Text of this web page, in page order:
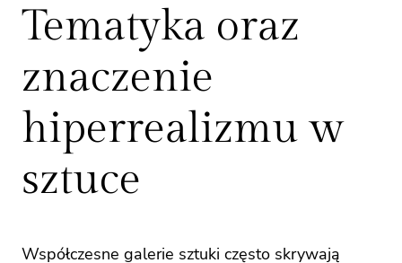
Tematyka oraz
znaczenie
hiperrealizmu w
sztuce
Współczesne galerie sztuki często skrywają